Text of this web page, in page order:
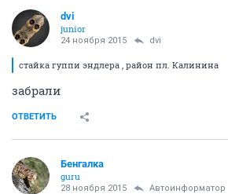
dvi
junior
24 ноября 2015 dvi
стайка гуппи эндлера , район пл. Калинина
забрали
ОТВЕТИТЬ
Бенгалка
guru
28 ноября 2015 Автоинформатор